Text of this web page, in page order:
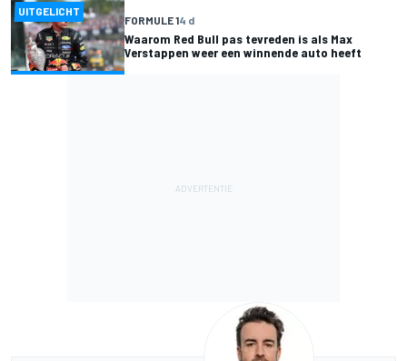
UITGELICHT
FORMULE 14 d
Waarom Red Bull pas tevreden is als Max
Verstappen weer een winnende auto heeft